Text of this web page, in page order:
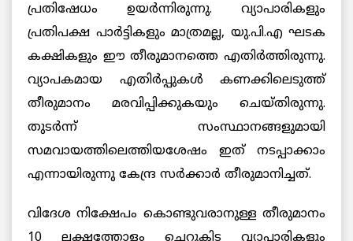
പ്രതിഷേധം ഉയര്‍ന്നിരുന്നു. വ്യാപാരികളും
പ്രതിപക്ഷ പാര്‍ട്ടികളും മാത്രമല്ല, യു.പി.എ ഘടക
കക്ഷികളും ഈ തീരുമാനത്തെ എതിര്‍ത്തിരുന്നു.
വ്യാപകമായ എതിര്‍പ്പുകള്‍ കണക്കിലെടുത്ത്
തീരുമാനം മരവിപ്പിക്കുകയും ചെയ്തിരുന്നു.
തുടര്‍ന്ന് സംസ്ഥാനങ്ങളുമായി
സമവായത്തിലെത്തിയശേഷം ഇത് നടപ്പാക്കാം
എന്നായിരുന്നു കേന്ദ്ര സര്‍ക്കാര്‍ തീരുമാനിച്ചത്.
വിദേശ നിക്ഷേപം കൊണ്ടുവരാനുള്ള തീരുമാനം
10 ലക്ഷത്തോളം ചെറുകിട വ്യാപാരികളും